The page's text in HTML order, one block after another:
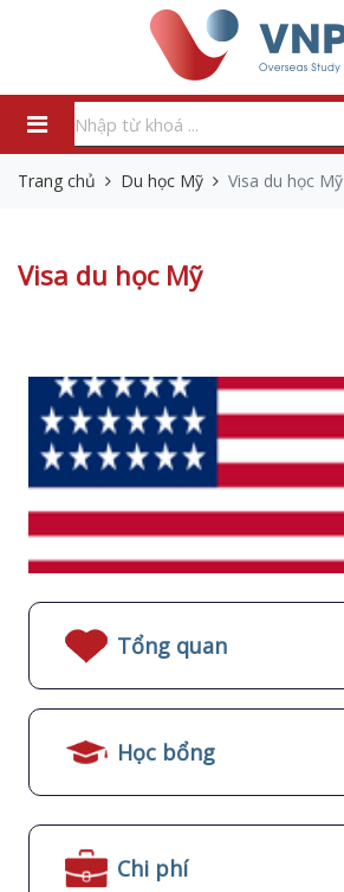
Trang chủ Du học Mỹ Visa du học Mỹ
Visa du học Mỹ
Tổng quan
Học bổng
Chi phí